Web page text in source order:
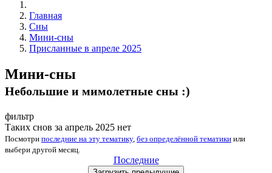
Главная
Сны
Мини-сны
Присланные в апреле 2025
Мини-сны
Небольшие и мимолетные сны :)
фильтр
Таких снов за апрель 2025 нет
Посмотри последние на эту тематику, без определённой тематики или
выбери другой месяц
Последние